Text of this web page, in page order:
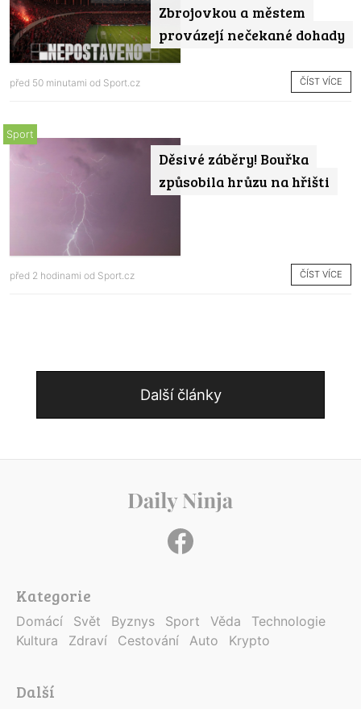
Zbrojovkou a městem
provázejí nečekané dohady
před 50 minutami od Sport.cz ČÍST VÍCE
Děsivé záběry! Bouřka
způsobila hrůzu na hřišti
Sport
před 2 hodinami od Sport.cz ČÍST VÍCE
Další články
Kategorie
Domácí Svět Byznys Sport Věda
Technologie
Kultura
Zdraví Cestování Auto Krypto
Další